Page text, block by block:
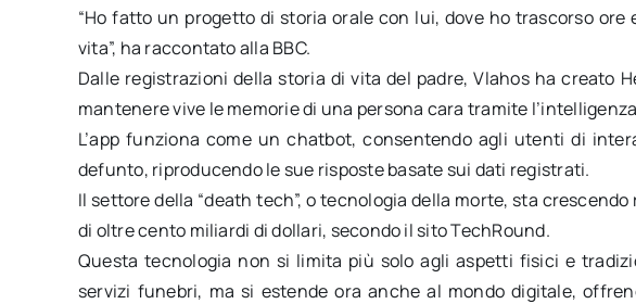
“Ho fatto un progetto di storia orale con lui, dove ho trascorso ore
vita”, ha raccontato alla BBC.
Dalle registrazioni della storia di vita del padre, Vlahos ha creato
mantenere vive le memorie di una persona cara tramite
L’app funziona come un chatbot, consentendo agli utenti di
defunto, riproducendo le sue risposte basate sui dati registrati.
Il settore della “death tech”, o tecnologia della morte, sta
di oltre cento miliardi di dollari, secondo il sito TechRound.
Questa tecnologia non si limita più solo agli aspetti fisici e
servizi funebri, ma si estende ora anche al mondo digitale,